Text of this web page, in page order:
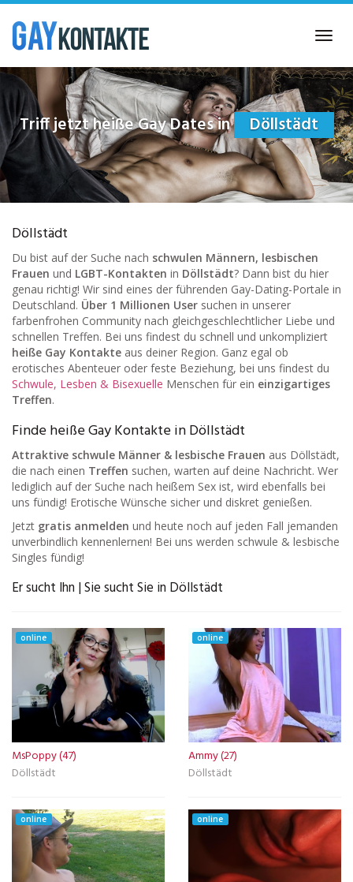
Skip
main
content
Triff jetzt heiße Gay Dates in Döllstädt
Döllstädt
Du bist auf der Suche nach schwulen Männern, lesbischen
Frauen und LGBT-Kontakten in Döllstädt? Dann bist du hier
genau richtig! Wir sind eines der führenden Gay-Dating-Portale in
Deutschland. Über 1 Millionen User suchen in unserer
farbenfrohen Community nach gleichgeschlechtlicher Liebe und
schnellen Treffen. Bei uns findest du schnell und unkompliziert
heiße Gay Kontakte aus deiner Region. Ganz egal ob
erotisches Abenteuer oder feste Beziehung, bei uns findest du
Schwule, Lesben & Bisexuelle Menschen für ein einzigartiges
Treffen.
Finde heiße Gay Kontakte in Döllstädt
Attraktive schwule Männer & lesbische Frauen aus Döllstädt,
die nach einen Treffen suchen, warten auf deine Nachricht. Wer
lediglich auf der Suche nach heißem Sex ist, wird ebenfalls bei
uns fündig! Erotische Wünsche sicher und diskret genießen.
Jetzt gratis anmelden und heute noch auf jeden Fall jemanden
unverbindlich kennenlernen! Bei uns werden schwule & lesbische
Singles fündig!
Er sucht Ihn | Sie sucht Sie in Döllstädt
online
MsPoppy (47)
Döllstädt
online
Ammy (27)
Döllstädt
online online